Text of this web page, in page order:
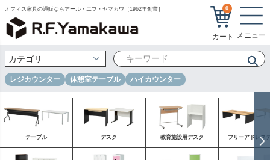
オフィス家具の通販ならアール・エフ・ヤマカワ［1962年創業］ 0
レジカウンター 休憩室テーブル ハイカウンター
テーブル デスク 教育施設用デスク フリーアドレス